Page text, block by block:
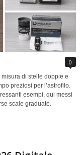
0
di stelle doppie e
preziosi per l’astrofilo.
esempi, qui messi
scale graduate.